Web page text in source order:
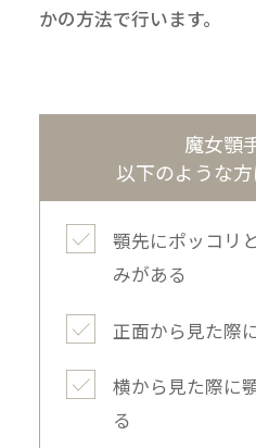
かの方法で行います。
魔女顎
以下のような
顎先にポッコリ
みがある
正面から見た際
横から見た際に
る